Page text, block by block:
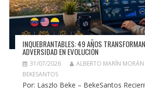
INQUEBRANTABLES: 49 AÑOS
ADVERSIDAD EN EVOLUCIÓN
31/07/2026
ALBERTO MARÍN MORÁN
BEKESANTOS
Por: Laszlo Beke – BekeSantos